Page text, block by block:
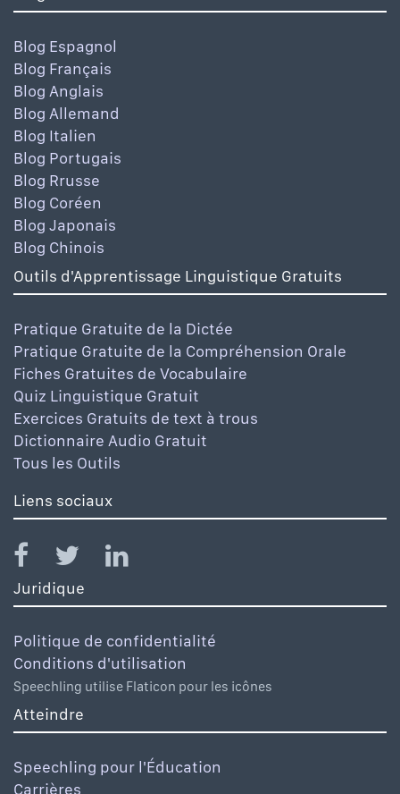
Blog Espagnol
Blog Français
Blog Anglais
Blog Allemand
Blog Italien
Blog Portugais
Blog Rrusse
Blog Coréen
Blog Japonais
Blog Chinois
Outils d'Apprentissage Linguistique Gratuits
Pratique Gratuite de la Dictée
Pratique Gratuite de la Compréhension Orale
Fiches Gratuites de Vocabulaire
Quiz Linguistique Gratuit
Exercices Gratuits de text à trous
Dictionnaire Audio Gratuit
Tous les Outils
Liens sociaux
Juridique
Politique de confidentialité
Conditions d'utilisation
Speechling utilise Flaticon pour les icônes
Atteindre
Speechling pour l'Éducation
Carrières